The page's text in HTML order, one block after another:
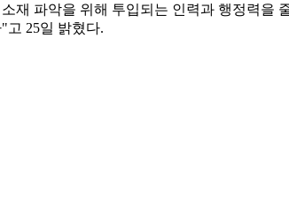
재 파악을 위해 투입되는 인력과 행정력을
고 25일 밝혔다.